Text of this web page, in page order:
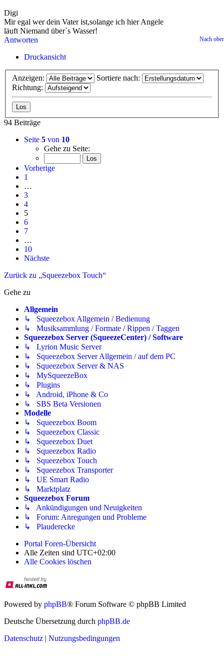
Digi
Mir egal wer dein Vater ist,solange ich hier Angele
läuft Niemand über`s Wasser!
Nach
Antworten
Druckansicht
Anzeigen:
Sortiere nach:
Richtung:
94 Beiträge
Seite 5 von 10
Gehe zu Seite:
Vorherige
1
…
3
4
5
6
7
…
10
Nächste
Zurück zu „Squeezebox Touch“
Gehe zu
Allgemein
↳ Squeezebox Allgemein / Bedienung
↳ Musiksammlung / Formate / Rippen / Taggen
Squeezebox Server (SqueezeCenter) / Software
↳ Lyrion Music Server
↳ Squeezebox Server Allgemein / auf dem PC
↳ Squeezebox Server & NAS
↳ MySqueezeBox
↳ Plugins
↳ Android, iPhone & Co
↳ SBS Beta Versionen
Modelle
↳ Squeezebox Boom
↳ Squeezebox Classic
↳ Squeezebox Duet
↳ Squeezebox Radio
↳ Squeezebox Touch
↳ Squeezebox Transporter
↳ UE Smart Radio
↳ Marktplatz
Squeezebox Forum
↳ Ankündigungen und Neuigkeiten
↳ Forum: Anregungen und Probleme
↳ Plauderecke
Portal Foren-Übersicht
Alle Zeiten sind UTC+02:00
Alle Cookies löschen
Powered by phpBB® Forum Software © phpBB Limited
Deutsche Übersetzung durch phpBB.de
Datenschutz | Nutzungsbedingungen